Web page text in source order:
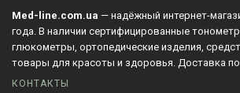
Med-line.com.ua — надёжный интернет-
года. В наличии сертифицированные
глюкометры, ортопедические изделия,
товары для красоты и здоровья. Доставка по
КОНТАКТЫ